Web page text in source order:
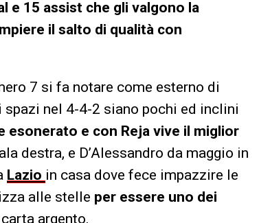
e 15 assist che gli valgono la
il salto di qualità con
7 si fa notare come esterno di
nel 4-4-2 siano pochi ed inclini
esonerato e con Reja vive il miglior
destra, e D’Alessandro da maggio in
Lazio in casa dove fece impazzire le
alle stelle per essere uno dei
argento.